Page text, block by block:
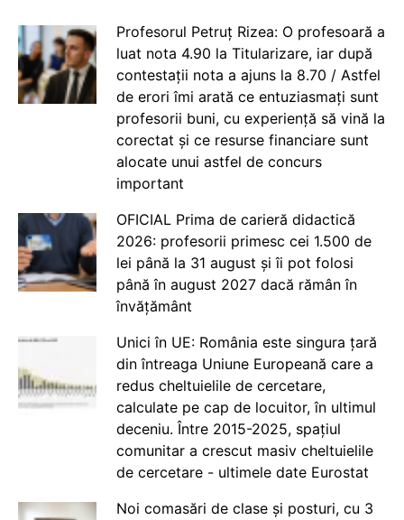
Profesorul Petruț Rizea: O profesoară a
luat nota 4.90 la Titularizare, iar după
contestații nota a ajuns la 8.70 / Astfel
de erori îmi arată ce entuziasmați sunt
profesorii buni, cu experiență să vină la
corectat și ce resurse financiare sunt
alocate unui astfel de concurs
important
OFICIAL Prima de carieră didactică
2026: profesorii primesc cei 1.500 de
lei până la 31 august și îi pot folosi
până în august 2027 dacă rămân în
învățământ
Unici în UE: România este singura țară
din întreaga Uniune Europeană care a
redus cheltuielile de cercetare,
calculate pe cap de locuitor, în ultimul
deceniu. Între 2015-2025, spațiul
comunitar a crescut masiv cheltuielile
de cercetare - ultimele date Eurostat
Noi comasări de clase și posturi, cu 3